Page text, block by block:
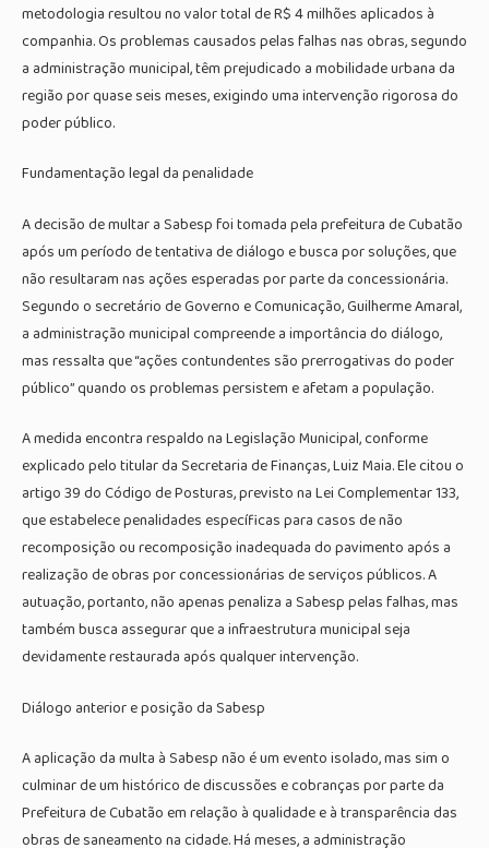
metodologia resultou no valor total de R$ 4 milhões aplicados à
companhia. Os problemas causados pelas falhas nas obras, segundo
a administração municipal, têm prejudicado a mobilidade urbana da
região por quase seis meses, exigindo uma intervenção rigorosa do
poder público.
Fundamentação legal da penalidade
A decisão de multar a Sabesp foi tomada pela prefeitura de Cubatão
após um período de tentativa de diálogo e busca por soluções, que
não resultaram nas ações esperadas por parte da concessionária.
Segundo o secretário de Governo e Comunicação, Guilherme Amaral,
a administração municipal compreende a importância do diálogo,
mas ressalta que “ações contundentes são prerrogativas do poder
público” quando os problemas persistem e afetam a população.
A medida encontra respaldo na Legislação Municipal, conforme
explicado pelo titular da Secretaria de Finanças, Luiz Maia. Ele citou o
artigo 39 do Código de Posturas, previsto na Lei Complementar 133,
que estabelece penalidades específicas para casos de não
recomposição ou recomposição inadequada do pavimento após a
realização de obras por concessionárias de serviços públicos. A
autuação, portanto, não apenas penaliza a Sabesp pelas falhas, mas
também busca assegurar que a infraestrutura municipal seja
devidamente restaurada após qualquer intervenção.
Diálogo anterior e posição da Sabesp
A aplicação da multa à Sabesp não é um evento isolado, mas sim o
culminar de um histórico de discussões e cobranças por parte da
Prefeitura de Cubatão em relação à qualidade e à transparência das
obras de saneamento na cidade. Há meses, a administração